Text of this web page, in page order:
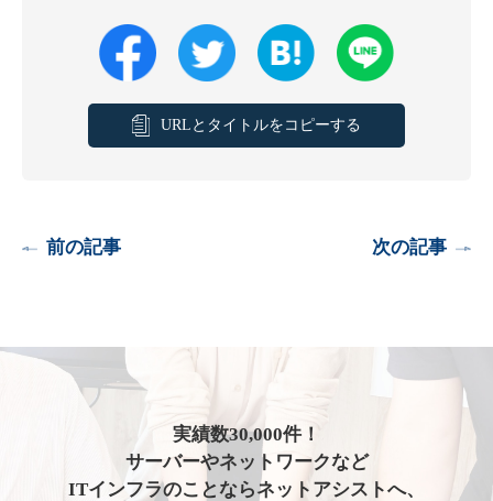
URLとタイトルをコピーする
前の記事 次の記事
実績数30,000件！
サーバーやネットワークなど
ITインフラのことならネットアシストへ、